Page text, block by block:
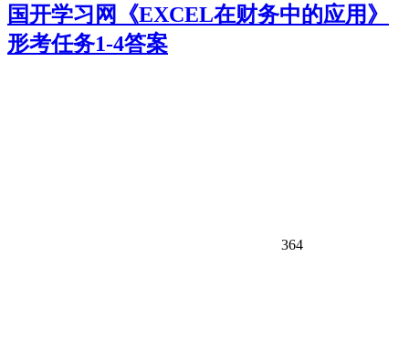
国开学习网《EXCEL在财务中的应用》
形考任务1-4答案
364